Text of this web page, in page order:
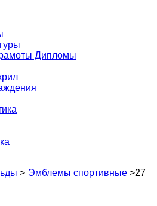
Дипломы
> Эмблемы спортивные >27